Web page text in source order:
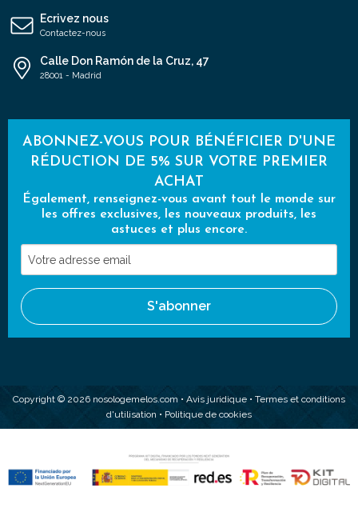
Ecrivez nous
Contactez-nous
Calle Don Ramón de la Cruz, 47
28001 - Madrid
ABONNEZ-VOUS POUR BÉNÉFICIER D'UNE
RÉDUCTION DE 5% SUR VOTRE PREMIER
ACHAT
Également, renseignez-vous avant tout le monde sur
les offres exclusives, les nouveaux produits, les
astuces et plus encore.
Votre
adresse
email
S'abonner
Copyright © 2026 nosologemelos.com • Avis juridique • Termes et conditions
d'utilisation • Politique de cookies